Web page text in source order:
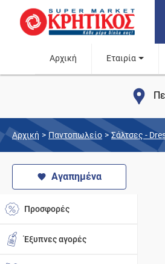
Αρχική Εταιρία
Αρχική > Παντοπωλείο > Σάλτσες -
Αγαπημένα
Προσφορές
Έξυπνες αγορές